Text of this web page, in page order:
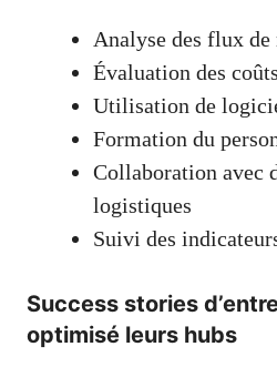
Analyse des flux de
Évaluation des
Utilisation de
Formation du
Collaboration avec
logistiques
Suivi des
Success stories
optimisé leurs hubs